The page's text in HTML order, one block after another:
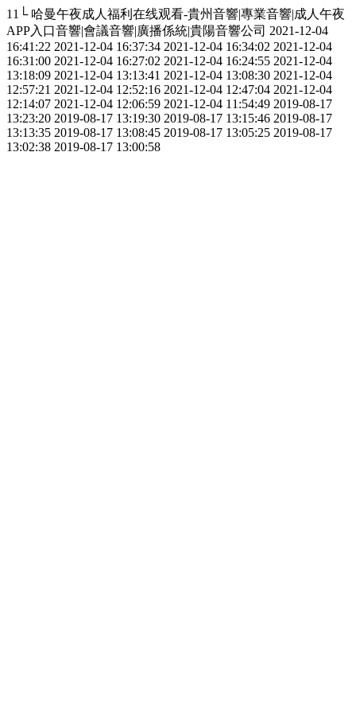
11└ 哈曼午夜成人福利在线观看-貴州音響|專業音響|成人午夜
APP入口音響|會議音響|廣播係統|貴陽音響公司 2021-12-04
16:41:22 2021-12-04 16:37:34 2021-12-04 16:34:02 2021-12-04
16:31:00 2021-12-04 16:27:02 2021-12-04 16:24:55 2021-12-04
13:18:09 2021-12-04 13:13:41 2021-12-04 13:08:30 2021-12-04
12:57:21 2021-12-04 12:52:16 2021-12-04 12:47:04 2021-12-04
12:14:07 2021-12-04 12:06:59 2021-12-04 11:54:49 2019-08-17
13:23:20 2019-08-17 13:19:30 2019-08-17 13:15:46 2019-08-17
13:13:35 2019-08-17 13:08:45 2019-08-17 13:05:25 2019-08-17
13:02:38 2019-08-17 13:00:58